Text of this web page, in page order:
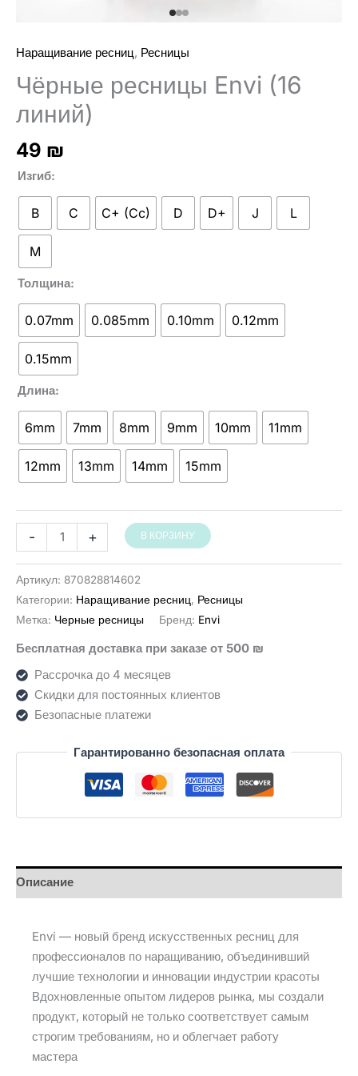
Наращивание ресниц, Ресницы
Чёрные ресницы Envi (16
линий)
49 ₪
Изгиб
B C C+ (Cc) D D+ J L
M
Толщина
0.07mm 0.085mm 0.10mm 0.12mm
0.15mm
Длина
6mm 7mm 8mm 9mm 10mm 11mm
12mm 13mm 14mm 15mm
-
Количество
товара
שורות)
+ В КОРЗИНУ
Артикул: 870828814602
Категории: Наращивание ресниц, Ресницы
Метка: Черные ресницы Бренд: Envi
Бесплатная доставка при заказе от 500 ₪
Рассрочка до 4 месяцев
Скидки для постоянных клиентов
Безопасные платежи
Гарантированно безопасная оплата
Описание
Envi — новый бренд искусственных ресниц для
профессионалов по наращиванию, объединивший
лучшие технологии и инновации индустрии красоты
Вдохновленные опытом лидеров рынка, мы создали
продукт, который не только соответствует самым
строгим требованиям, но и облегчает работу
мастера